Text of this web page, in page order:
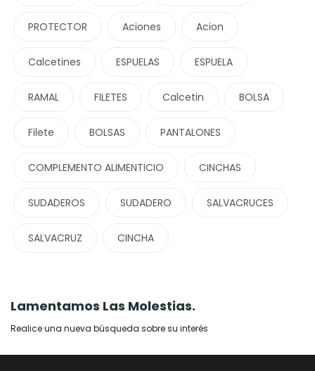
PROTECTOR Aciones Acion
Calcetines ESPUELAS ESPUELA
RAMAL FILETES Calcetin BOLSA
Filete BOLSAS PANTALONES
COMPLEMENTO ALIMENTICIO CINCHAS
SUDADEROS SUDADERO SALVACRUCES
SALVACRUZ CINCHA
Lamentamos Las Molestias.
Realice una nueva búsqueda sobre su interés